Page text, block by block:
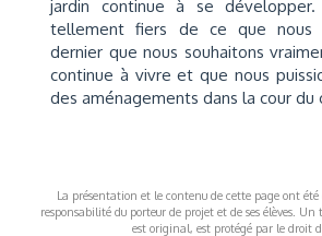
jardin continue à se développer.
tellement fiers de ce que nous
dernier que nous souhaitons
continue à vivre et que nous
des aménagements dans la cour du
La présentation et le contenu de cette page ont été
responsabilité du porteur de projet et de ses élèves.
est original, est protégé par le droit